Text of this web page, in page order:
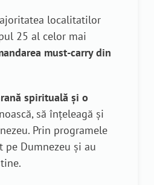
localitatilor
25 al celor mai
must-carry din
spirituală şi o
să înţeleagă şi
Prin programele
pe Dumnezeu şi au